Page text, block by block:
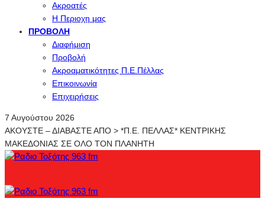
Ακροατές
Η Περιοχη μας
ΠΡΟΒΟΛΉ
Διαφήμιση
Προβολή
Ακροαματικότητες Π.Ε.Πέλλας
Επικοινωνία
Επιχειρήσεις
7 Αυγούστου 2026
ΑΚΟΥΣΤΕ – ΔΙΑΒΑΣΤΕ ΑΠΟ > *Π.Ε. ΠΕΛΛΑΣ* ΚΕΝΤΡΙΚΗΣ
ΜΑΚΕΔΟΝΙΑΣ ΣΕ ΟΛΟ ΤΟΝ ΠΛΑΝΗΤΗ